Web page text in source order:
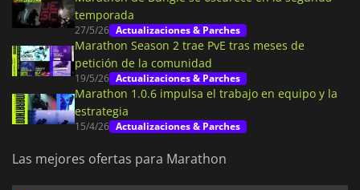
temporada
27/5/26 Actualizaciones & Parches
Marathon Season 2 trae PvE tras meses de
petición de la comunidad
19/5/26 Actualizaciones & Parches
Marathon 1.0.6 impulsa el trabajo en equipo y la
estrategia
15/4/26 Actualizaciones & Parches
Las mejores ofertas para Marathon